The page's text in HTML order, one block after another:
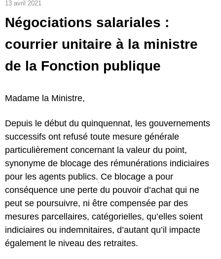
13 avril 2021
Négociations salariales :
courrier unitaire à la ministre
de la Fonction publique
Madame la Ministre,
Depuis le début du quinquennat, les gouvernements
successifs ont refusé toute mesure générale
particulièrement concernant la valeur du point,
synonyme de blocage des rémunérations indiciaires
pour les agents publics. Ce blocage a pour
conséquence une perte du pouvoir d’achat qui ne
peut se poursuivre, ni être compensée par des
mesures parcellaires, catégorielles, qu’elles soient
indiciaires ou indemnitaires, d’autant qu’il impacte
également le niveau des retraites.